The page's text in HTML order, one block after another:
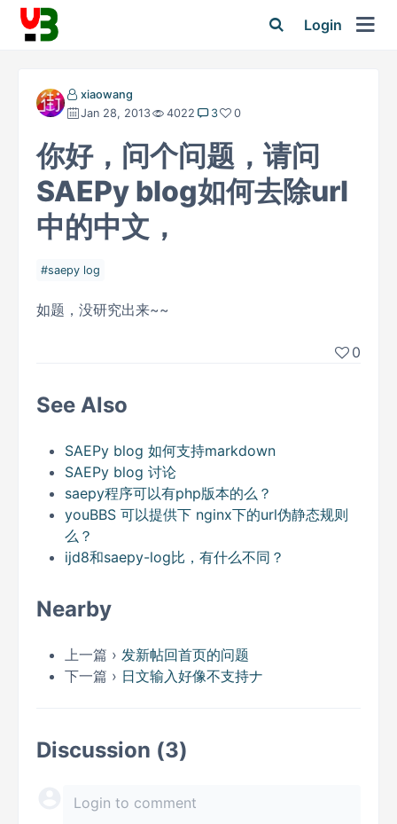
Login
xiaowang
Jan 28, 2013
4022 3 0
你好，问个问题，请问
SAEPy blog如何去除url
中的中文，
saepy log
如题，没研究出来~~
0
See Also
SAEPy blog 如何支持markdown
SAEPy blog 讨论
saepy程序可以有php版本的么？
youBBS 可以提供下 nginx下的url伪静态规则
么？
ijd8和saepy-log比，有什么不同？
Nearby
上一篇 › 发新帖回首页的问题
下一篇 › 日文输入好像不支持ナ
Discussion (3)